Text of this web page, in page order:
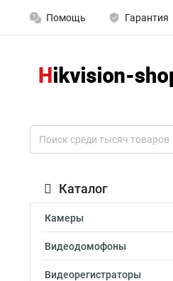
Помощь Гарантия
Каталог
Камеры
Видеодомофоны
Видеорегистраторы